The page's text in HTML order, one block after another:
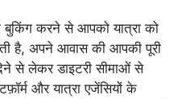
बुकिंग करने से आपको यात्रा को
है, अपने आवास की आपकी पूरी
से लेकर डाइटरी सीमाओं से
और यात्रा एजेंसियों के